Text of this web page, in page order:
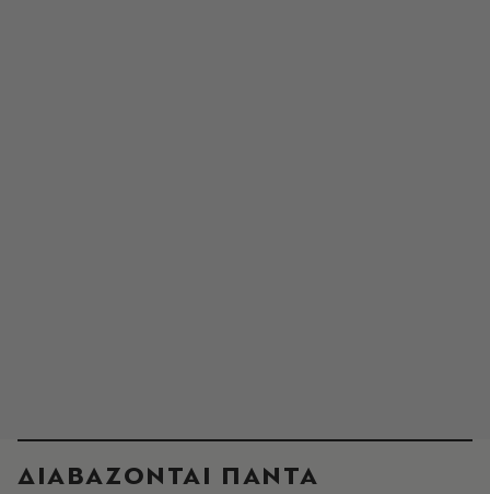
ΔΙΑΒΑΖΟΝΤΑΙ ΠΑΝΤΑ